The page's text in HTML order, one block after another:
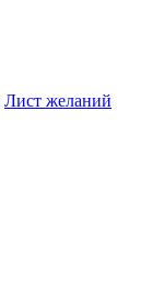
Лист желаний